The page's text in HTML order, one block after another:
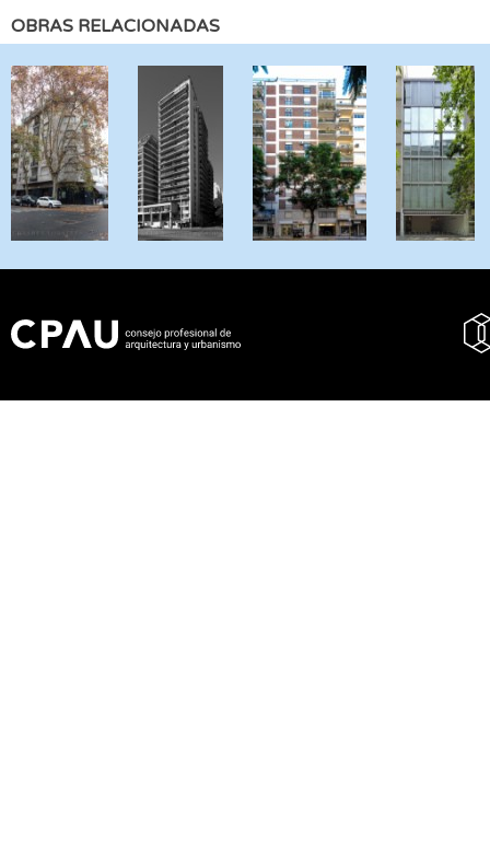
OBRAS RELACIONADAS